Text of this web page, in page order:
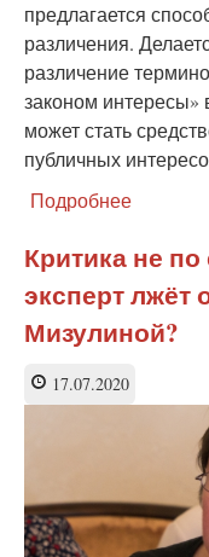
предлагается
различения.
различение
законом интересы»
может стать
публичных
Подробнее
и
законом
интересы
детей
Критика не
эксперт лжёт
Мизулиной?
17.07.2020